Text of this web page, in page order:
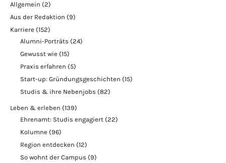
Allgemein (2)
Aus der Redaktion (9)
Karriere (152)
Alumni-Porträts (24)
Gewusst wie (15)
Praxis erfahren (5)
Start-up: Gründungsgeschichten (15)
Studis & ihre Nebenjobs (82)
Leben & erleben (139)
Ehrenamt: Studis engagiert (22)
Kolumne (96)
Region entdecken (12)
So wohnt der Campus (9)